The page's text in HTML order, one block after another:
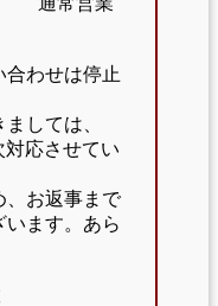
わせは停止
しては、
応させてい
、お返事まで
ます。あら